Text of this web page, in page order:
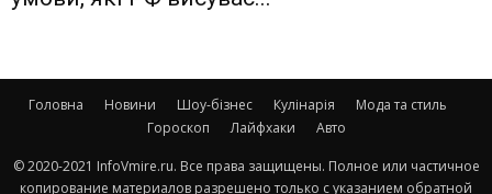
Головна Новини Шоу-бізнес Кулінарія
Мода та стиль
Гороскоп
Лайфхаки Авто
© 2020-2021 InfoVmire.ru. Все права защищены. Полное или частичное
копирование материалов разрешено только с указанием обратной